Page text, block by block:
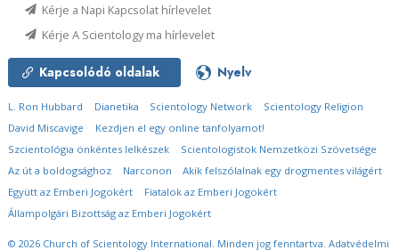
Kérje a Napi Kapcsolat hírlevelet
Kérje A Scientology ma hírlevelet
Kapcsolódó oldalak Nyelv
L. Ron Hubbard Dianetika Scientology Network
Scientology Religion
David Miscavige
Kezdjen el egy online tanfolyamot!
Szcientológia önkéntes lelkészek
Scientologistok Nemzetközi Szövetsége
Az út a boldogsághoz
Narconon
Akik felszólalnak egy drogmentes világért
Együtt az Emberi Jogokért
Fiatalok az Emberi Jogokért
Állampolgári Bizottság az Emberi Jogokért
© 2026 Church of Scientology International. Minden jog fenntartva. Adatvédelmi